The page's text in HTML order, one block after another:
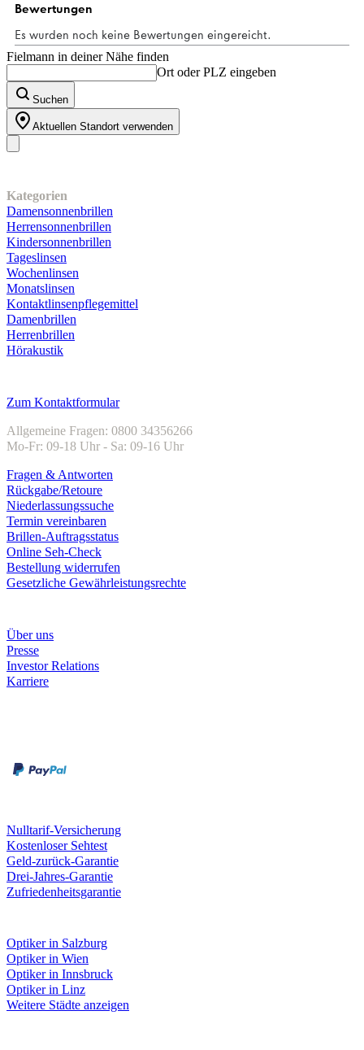
Fielmann in deiner Nähe finden
Ort oder PLZ eingeben
Suchen
Aktuellen Standort verwenden
Kategorien
Damensonnenbrillen
Herrensonnenbrillen
Kindersonnenbrillen
Tageslinsen
Wochenlinsen
Monatslinsen
Kontaktlinsenpflegemittel
Damenbrillen
Herrenbrillen
Hörakustik
Zum Kontaktformular
Allgemeine Fragen: 0800 34356266
Mo-Fr: 09-18 Uhr - Sa: 09-16 Uhr
Fragen & Antworten
Rückgabe/Retoure
Niederlassungssuche
Termin vereinbaren
Brillen-Auftragsstatus
Online Seh-Check
Bestellung widerrufen
Gesetzliche Gewährleistungsrechte
Über uns
Presse
Investor Relations
Karriere
Nulltarif-Versicherung
Kostenloser Sehtest
Geld-zurück-Garantie
Drei-Jahres-Garantie
Zufriedenheitsgarantie
Optiker in Salzburg
Optiker in Wien
Optiker in Innsbruck
Optiker in Linz
Weitere Städte anzeigen